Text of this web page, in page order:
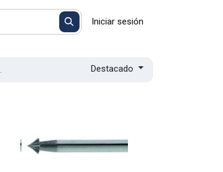
Iniciar sesión
Destacado